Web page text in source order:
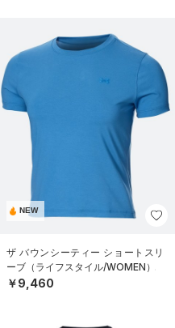
NEW
ザ バウンシーティー ショートスリ
ーブ（ライフスタイル/WOMEN）
￥9,460